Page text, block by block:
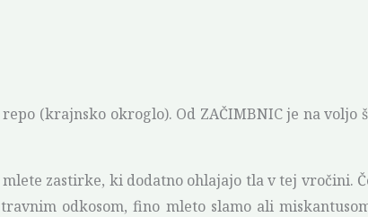
(krajnsko okroglo). Od ZAČIMBNIC je na
zastirke, ki dodatno ohlajajo tla v tej vročini.
odkosom, fino mleto slamo ali